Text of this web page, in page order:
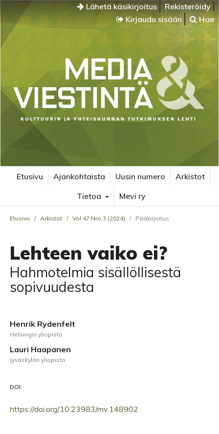
Lähetä käsikirjoitus
Rekisteröidy
Kirjaudu sisään
Hae
Etusivu Ajankohtaista Uusin numero
Arkistot
Tietoa
Mevi ry
Etusivu / Arkistot / Vol 47 Nro 3 (2024) / Pääkirjoitus
Lehteen vaiko ei?
Hahmotelmia sisällöllisestä
sopivuudesta
Henrik Rydenfelt
Helsingin yliopisto
Lauri Haapanen
Jyväskylän yliopisto
DOI:
https://doi.org/10.23983/mv.148902